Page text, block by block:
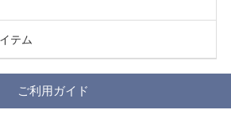
テム
ご利用ガイド